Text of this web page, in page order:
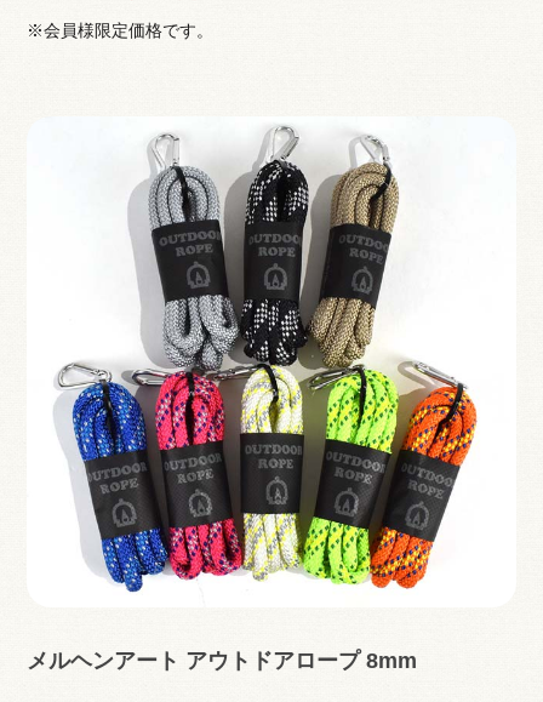
※会員様限定価格です。
メルヘンアート アウトドアロープ 8mm